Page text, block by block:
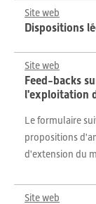
Site web
Dispositions
Site web
Feed-backs
l'exploitation
Le formulaire
propositions
d'extension du
Site web